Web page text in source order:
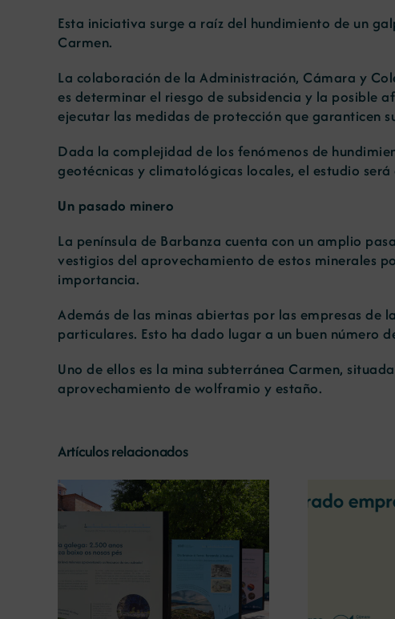
Esta iniciativa surge a raíz del hundimiento de un
Carmen.
La colaboración de la Administración, Cámara y
es determinar el riesgo de subsidencia y la posible
ejecutar las medidas de protección que garanticen
Dada la complejidad de los fenómenos de
geotécnicas y climatológicas locales, el estudio
Un pasado minero
La península de Barbanza cuenta con un amplio
vestigios del aprovechamiento de estos minerales
importancia.
Además de las minas abiertas por las empresas
particulares. Esto ha dado lugar a un buen número
Uno de ellos es la mina subterránea Carmen,
aprovechamiento de wolframio y estaño.
Artículos relacionados
La COMG reúne a dos
líderes empresarias con
motivo de su Centenario
para debatir sobre el futuro